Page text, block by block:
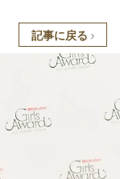
記事に戻る